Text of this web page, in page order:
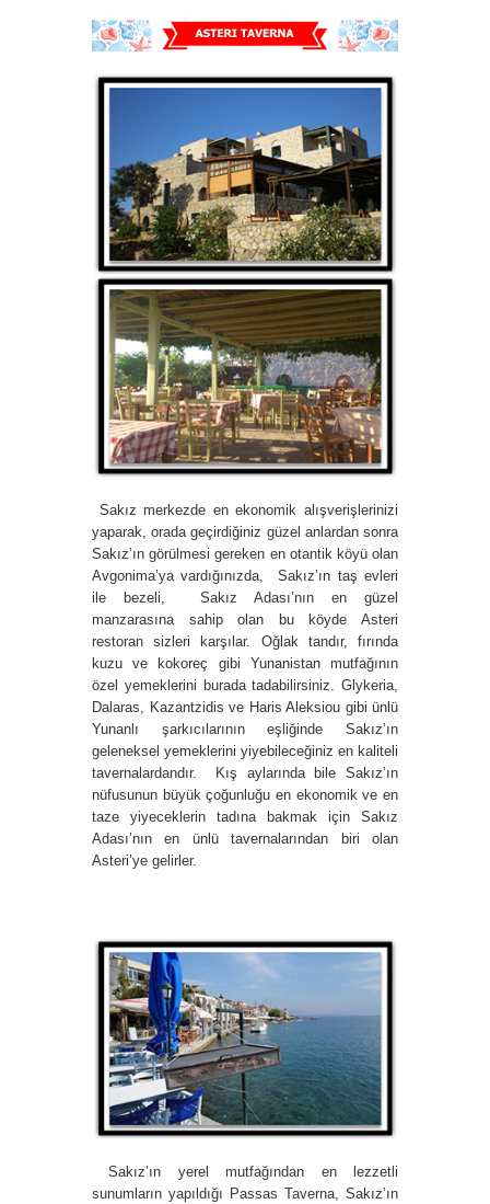
Sakız merkezde en ekonomik alışverişlerinizi
yaparak, orada geçirdiğiniz güzel anlardan sonra
Sakız’ın görülmesi gereken en otantik köyü olan
Avgonima’ya vardığınızda, Sakız’ın taş evleri
ile bezeli, Sakız Adası’nın en güzel
manzarasına sahip olan bu köyde Asteri
restoran sizleri karşılar. Oğlak tandır, fırında
kuzu ve kokoreç gibi Yunanistan mutfağının
özel yemeklerini burada tadabilirsiniz. Glykeria,
Dalaras, Kazantzidis ve Haris Aleksiou gibi ünlü
Yunanlı şarkıcılarının eşliğinde Sakız’ın
geleneksel yemeklerini yiyebileceğiniz en kaliteli
tavernalardandır. Kış aylarında bile Sakız’ın
nüfusunun büyük çoğunluğu en ekonomik ve en
taze yiyeceklerin tadına bakmak için Sakız
Adası’nın en ünlü tavernalarından biri olan
Asteri’ye gelirler.
Sakız’ın yerel mutfağından en lezzetli
sunumların yapıldığı Passas Taverna, Sakız’ın